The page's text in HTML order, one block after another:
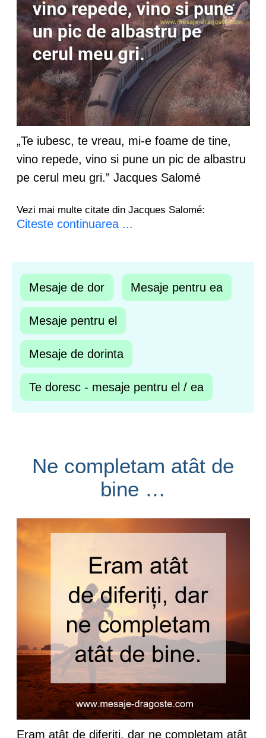
„Te iubesc, te vreau, mi-e foame de tine,
vino repede, vino si pune un pic de albastru
pe cerul meu gri.” Jacques Salomé
Vezi mai multe citate din Jacques Salomé:
Citeste continuarea ...
Mesaje de dor Mesaje pentru ea
Mesaje pentru el
Mesaje de dorinta
Te doresc - mesaje pentru el / ea
Ne completam atât de
bine …
Eram atât de diferiți, dar ne completam atât